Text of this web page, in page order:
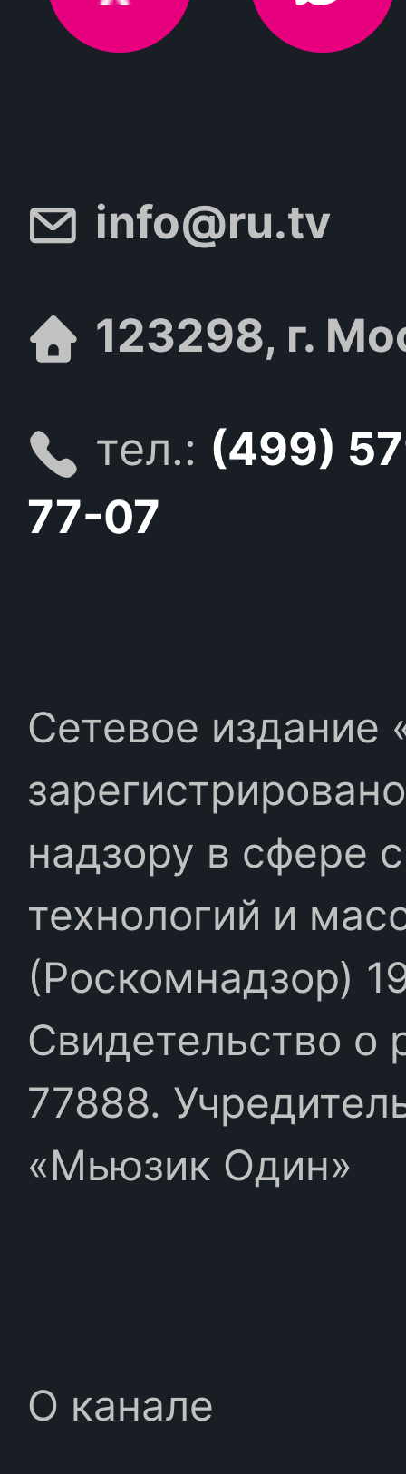
info@ru.tv
123298, г.
тел.: (499)
77-07
Сетевое издание
надзору в сфере
технологий и
(Роскомнадзор)
Свидетельство
77888.
«Мьюзик Один»
О канале